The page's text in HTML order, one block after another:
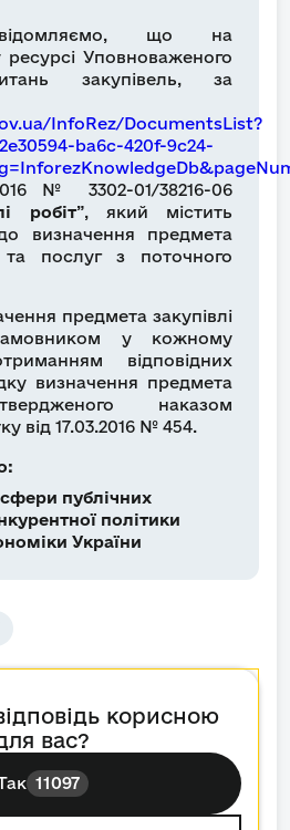
що на
Уповноваженого
закупівель, за
InfoRez/DocumentsList?
ba6c-420f-9c24-
№ 3302-01/38216-06
робіт”, який містить
визначення предмета
та послуг з поточного
предмета закупівлі
у кожному
відповідних
визначення предмета
наказом
від 17.03.2016 № 454.
публічних
політики
України
корисною
вас?
11097